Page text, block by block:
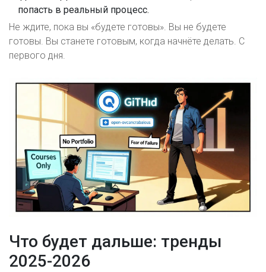
попасть в реальный процесс.
Не ждите, пока вы «будете готовы». Вы не будете
готовы. Вы станете готовым, когда начнёте делать. С
первого дня.
Что будет дальше: тренды
2025-2026